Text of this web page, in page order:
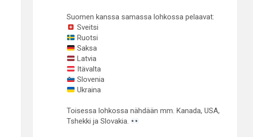
Suomen kanssa samassa lohkossa pelaavat:
Sveitsi
Ruotsi
Saksa
Latvia
Itävalta
Slovenia
Ukraina
Toisessa lohkossa nähdään mm. Kanada, USA,
Tshekki ja Slovakia.